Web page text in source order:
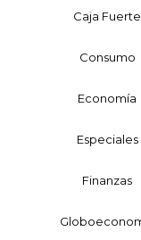
Caja Fuerte
Consumo
Economía
Especiales
Finanzas